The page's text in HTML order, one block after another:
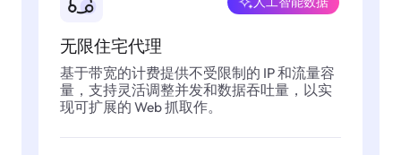
无限住宅代理
基于带宽的计费提供不受限制的 IP 和流量容
量，支持灵活调整并发和数据吞吐量，以实
现可扩展的 Web 抓取作。